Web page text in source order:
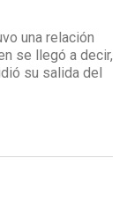
una relación
se llegó a decir,
su salida del